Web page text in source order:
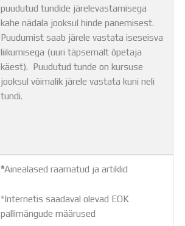
puudutud tundide järelevastamisega
kahe nädala jooksul hinde panemisest.
Puudumist saab järele vastata iseseisva
liikumisega (uuri täpsemalt õpetaja
käest). Puudutud tunde on kursuse
jooksul võimalik järele vastata kuni neli
tundi.
*Ainealased raamatud ja artiklid
*Internetis saadaval olevad EOK
pallimängude määrused